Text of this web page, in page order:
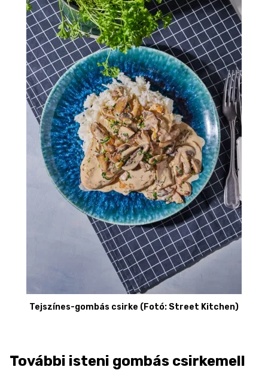
Tejszínes-gombás csirke (Fotó: Street Kitchen)
További isteni gombás csirkemell